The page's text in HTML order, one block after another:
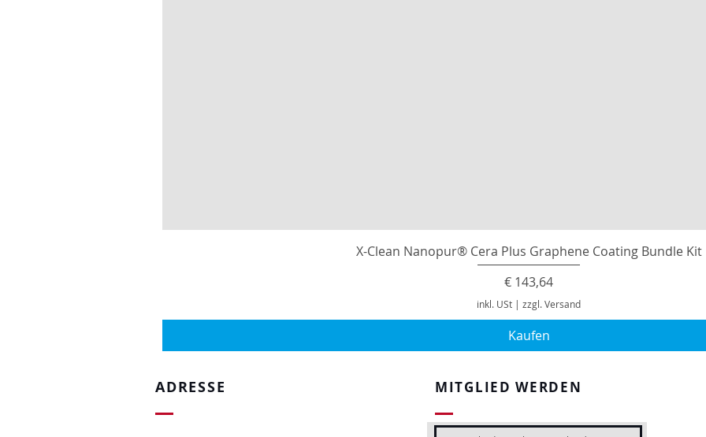
X-Clean Nanopur® Cera Plus Graphene Coating Bundle Kit
Preis
€ 143,64
inkl. USt | zzgl. Versand
Kaufen
ADRESSE MITGLIED WERDEN